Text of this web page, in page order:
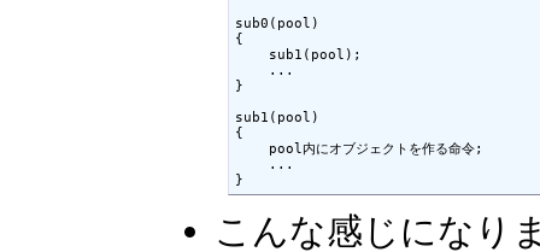
sub0(pool)
{
    sub1(pool);
    ...
}
sub1(pool)
{
    pool内にオブジェクトを作る命令;
    ...
}
こんな感じになり